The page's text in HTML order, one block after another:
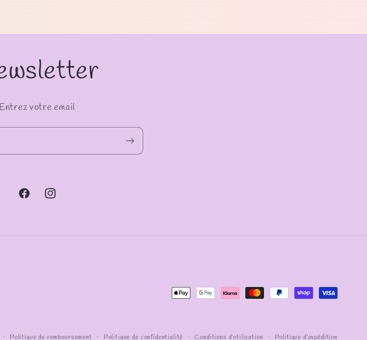
Entrez votre email
FacebookInstagram
Moyens
Politique de remboursement Politique de confidentialité Conditions d’utilisation Politique d’expédition